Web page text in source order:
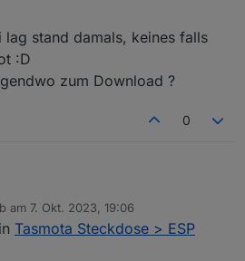
stand damals, keines falls
:D
zum Download ?
0
der dabei lag stand damals, keines
sonst ist er tot :D
die FW irgendwo zum Download ?
am 7. Okt. 2023, 19:06
von
Tasmota Steckdose > ESP